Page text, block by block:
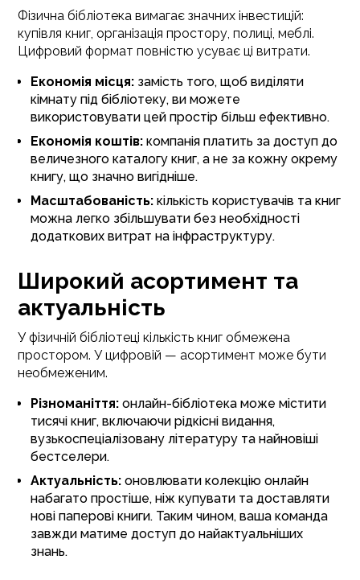
Фізична бібліотека вимагає значних інвестицій:
купівля книг, організація простору, полиці, меблі.
Цифровий формат повністю усуває ці витрати.
Економія місця: замість того, щоб виділяти
кімнату під бібліотеку, ви можете
використовувати цей простір більш ефективно.
Економія коштів: компанія платить за доступ до
величезного каталогу книг, а не за кожну окрему
книгу, що значно вигідніше.
Масштабованість: кількість користувачів та книг
можна легко збільшувати без необхідності
додаткових витрат на інфраструктуру.
Широкий асортимент та
актуальність
У фізичній бібліотеці кількість книг обмежена
простором. У цифровій — асортимент може бути
необмеженим.
Різноманіття: онлайн-бібліотека може містити
тисячі книг, включаючи рідкісні видання,
вузькоспеціалізовану літературу та найновіші
бестселери.
Актуальність: оновлювати колекцію онлайн
набагато простіше, ніж купувати та доставляти
нові паперові книги. Таким чином, ваша команда
завжди матиме доступ до найактуальніших
знань.